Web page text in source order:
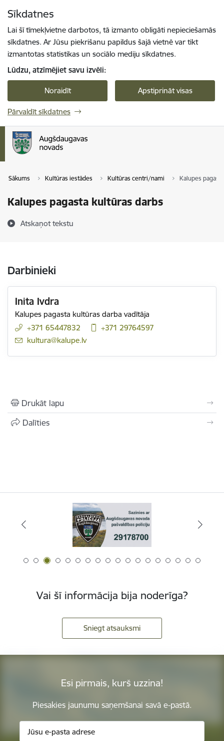
Sīkdatnes
Lai šī tīmekļvietne darbotos, tā izmanto obligāti nepieciešamās
sīkdatnes. Ar Jūsu piekrišanu papildus šajā vietnē var tikt
izmantotas statistikas un sociālo mediju sīkdatnes.
Lūdzu, atzīmējiet savu izvēli:
Noraidīt Apstiprināt visas
Pārvaldīt sīkdatnes
Sākums Kultūras iestādes Kultūras centri/nami Kalupes
Kalupes pagasta kultūras darbs
Atskaņot tekstu
Darbinieki
Inita Ivdra
Kalupes pagasta kultūras darba vadītāja
+371 65447832
+371 29764597
E-pasts:
kultura@kalupe.lv
Drukāt lapu
Dalīties
Vai šī informācija bija noderīga?
Sniegt atsauksmi
Esi pirmais, kurš uzzina!
Piesakies jaunumu saņemšanai savā e-pastā.